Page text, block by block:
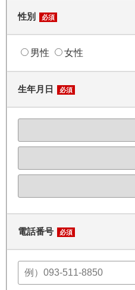
性別 必須
男性 女性
生年月日 必須
電話番号 必須